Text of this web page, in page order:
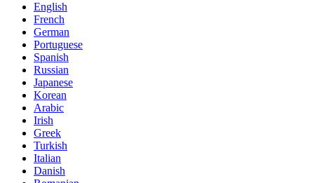
English
French
German
Portuguese
Spanish
Russian
Japanese
Korean
Arabic
Irish
Greek
Turkish
Italian
Danish